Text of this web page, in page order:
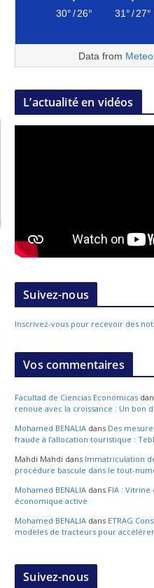
30°/26° 31°/27°
Data from
L’actualité en vidéos
Suivez-nous
Inscrivez-vous pour recevoir des
Vos commentaires
Facultad de Ciencias Económicas
renoue avec la croissance : Un bon
Mohamed BENALIA dans Des
fraude à l’allocation touristique :
Mahdi Mahdi dans Immatriculation
procédure bascule dans le tout-
Mohamed BENALIA dans FIA : Vitrine
économique active
Mohamed BENALIA dans ETRAG
modèles de tracteurs pour
Suivez-nous